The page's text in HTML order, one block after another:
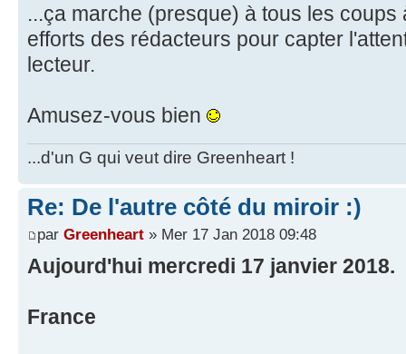
...ça marche (presque) à tous les
efforts des rédacteurs pour capter
lecteur.
Amusez-vous bien
...d'un G qui veut dire Greenheart !
Re: De l'autre côté du miroir :)
par Greenheart » Mer 17 Jan 2018 09:48
Aujourd'hui mercredi 17 janvier 2018.
France